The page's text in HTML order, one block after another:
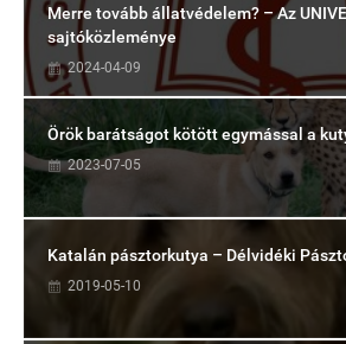
Merre tovább állatvédelem? – Az
sajtóközleménye
2024-04-09
Örök barátságot kötött egymással a
2023-07-05
Katalán pásztorkutya – Délvidéki
2019-05-10